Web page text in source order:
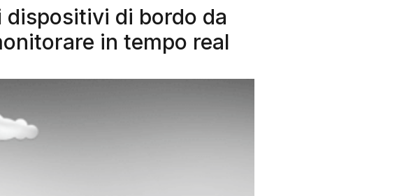
di bordo da
in tempo real